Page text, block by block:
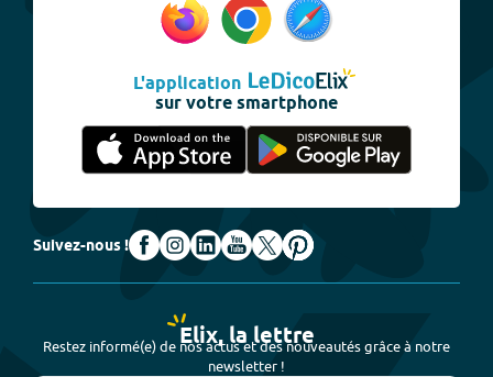
L'application
sur votre smartphone
Suivez-nous !
Elix, la lettre
Restez informé(e) de nos actus et des nouveautés grâce à notre
newsletter !